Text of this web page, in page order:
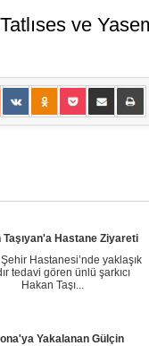
ve
Taşıyan'a Hastane Ziyareti
Hastanesi’nde yaklaşık
tedavi gören ünlü şarkıcı
Hakan Taşı...
Yakalanan Gülçin